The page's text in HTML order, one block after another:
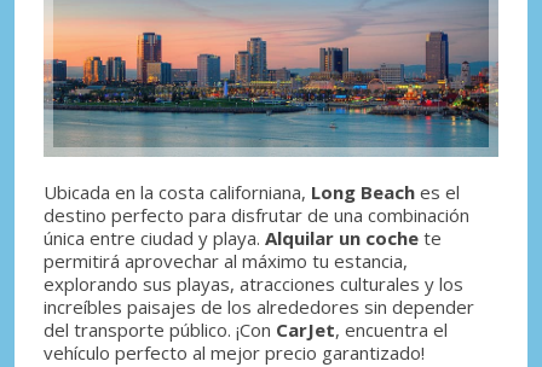
Ubicada en la costa californiana, Long Beach es el
destino perfecto para disfrutar de una combinación
única entre ciudad y playa. Alquilar un coche te
permitirá aprovechar al máximo tu estancia,
explorando sus playas, atracciones culturales y los
increíbles paisajes de los alrededores sin depender
del transporte público. ¡Con CarJet, encuentra el
vehículo perfecto al mejor precio garantizado!